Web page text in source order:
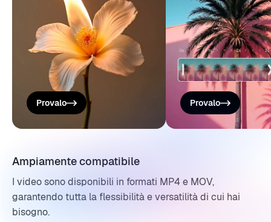
Provalo Provalo
Ampiamente compatibile
I video sono disponibili in formati MP4 e MOV,
garantendo tutta la flessibilità e versatilità di cui hai
bisogno.